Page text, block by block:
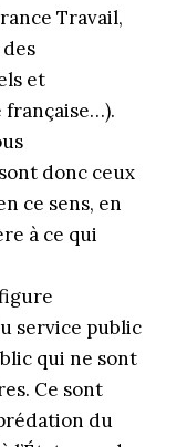
Travail,
et
française…).
donc ceux
ce sens, en
à ce qui
service public
qui ne sont
Ce sont
du